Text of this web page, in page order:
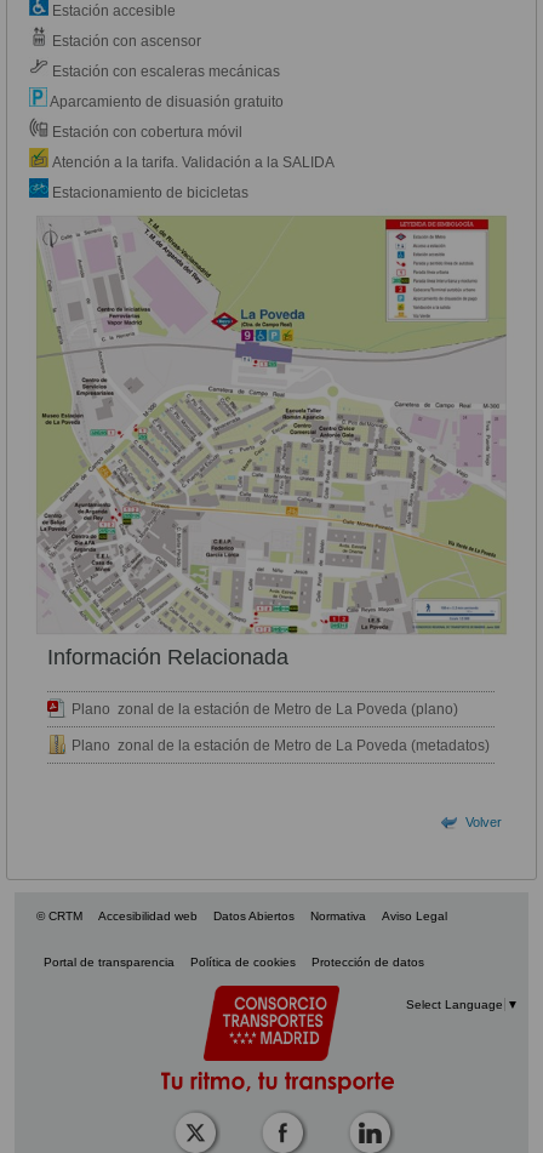
Estación accesible
Estación con ascensor
Estación con escaleras mecánicas
Aparcamiento de disuasión gratuito
Estación con cobertura móvil
Atención a la tarifa. Validación a la SALIDA
Estacionamiento de bicicletas
Información Relacionada
Plano zonal de la estación de Metro de La Poveda (plano)
Plano zonal de la estación de Metro de La Poveda (metadatos)
Volver
© CRTM Accesibilidad web Datos Abiertos Normativa Aviso Legal
Portal de transparencia Política de cookies Protección de datos
Select Language ▼